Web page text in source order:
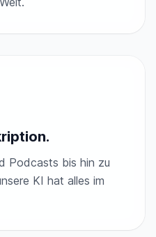
Podcasts bis hin zu
KI hat alles im